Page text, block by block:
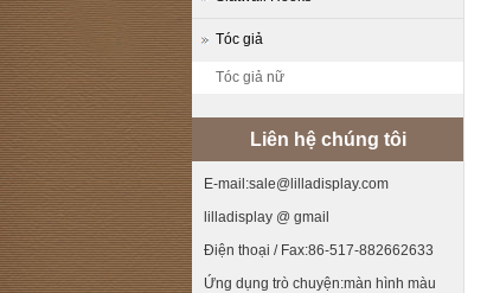
Tóc giả
Tóc giả nữ
Liên hệ chúng tôi
E-mail:sale@lilladisplay.com
lilladisplay @ gmail
Điện thoại / Fax:86-517-882662633
Ứng dụng trò chuyện:màn hình màu